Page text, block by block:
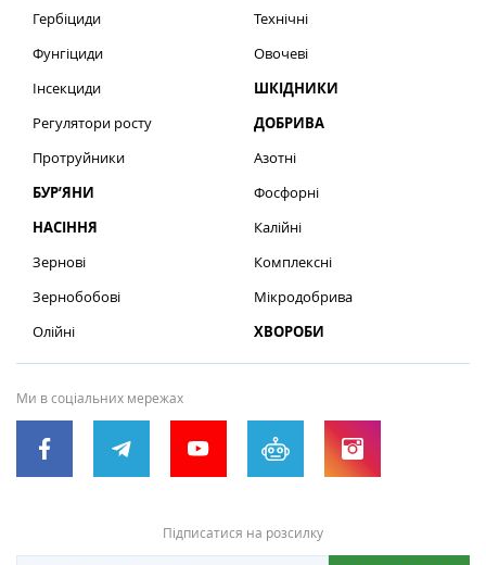
Гербіциди
Фунгіциди
Інсекциди
Регулятори росту
Протруйники
БУР’ЯНИ
НАСІННЯ
Зернові
Зернобобові
Олійні
Технічні
Овочеві
ШКІДНИКИ
ДОБРИВА
Азотні
Фосфорні
Калійні
Комплексні
Мікродобрива
ХВОРОБИ
Ми в соціальних мережах
Підписатися на розсилку